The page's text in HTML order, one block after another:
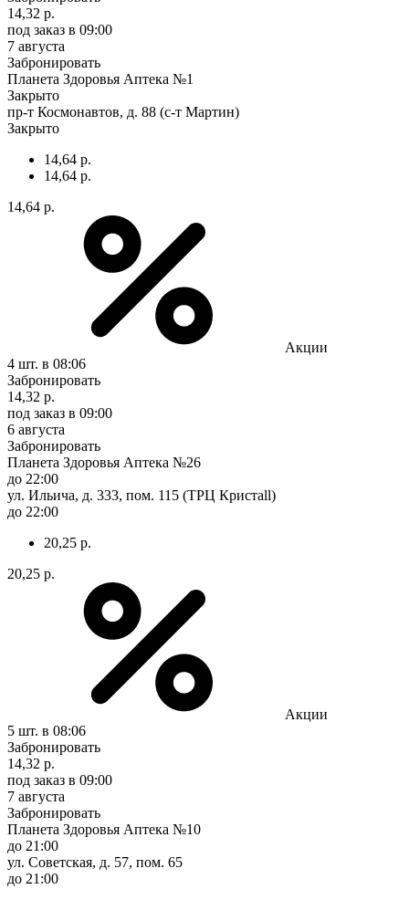
14,32 р.
под заказ в 09:00
7 августа
Забронировать
Планета Здоровья Аптека №1
Закрыто
пр-т Космонавтов, д. 88 (с-т Мартин)
Закрыто
14,64 р.
14,64 р.
14,64 р.
Акции
4 шт. в 08:06
Забронировать
14,32 р.
под заказ в 09:00
6 августа
Забронировать
Планета Здоровья Аптека №26
до 22:00
ул. Ильича, д. 333, пом. 115 (ТРЦ Кристаll)
до 22:00
20,25 р.
20,25 р.
Акции
5 шт. в 08:06
Забронировать
14,32 р.
под заказ в 09:00
7 августа
Забронировать
Планета Здоровья Аптека №10
до 21:00
ул. Советская, д. 57, пом. 65
до 21:00